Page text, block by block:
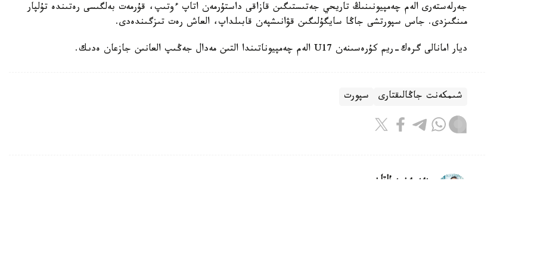
جەرلەستەرى الەم چەمپيونىنىڭ تاريحي جەتىستىگىن قازاقى داستۇرمەن اتاپ ءوتىپ، قۇرمەت بەلگىسى رەتىندە تۇلپار
مىنگىزدى. جاس سپورتشى جاڭا سايگۇلىگىن قۋانىشپەن قابىلداپ، العاش رەت تىزگىندەدى.
ديار امانالى گرەك-ريم كۇرەسىنەن U17 الەم چەمپيوناتىندا التىن مەدال جەڭىپ العانىن جازعان ەدىك.
شىمكەنت جاڭالىقتارى سپورت
بەيسەن سۇلتان